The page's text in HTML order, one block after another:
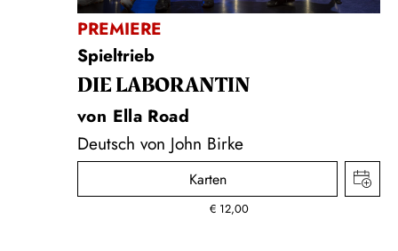
PREMIERE
Spieltrieb
DIE LA­BO­RAN­TIN
von Ella Road
Deutsch von John Birke
Karten
€ 12,00